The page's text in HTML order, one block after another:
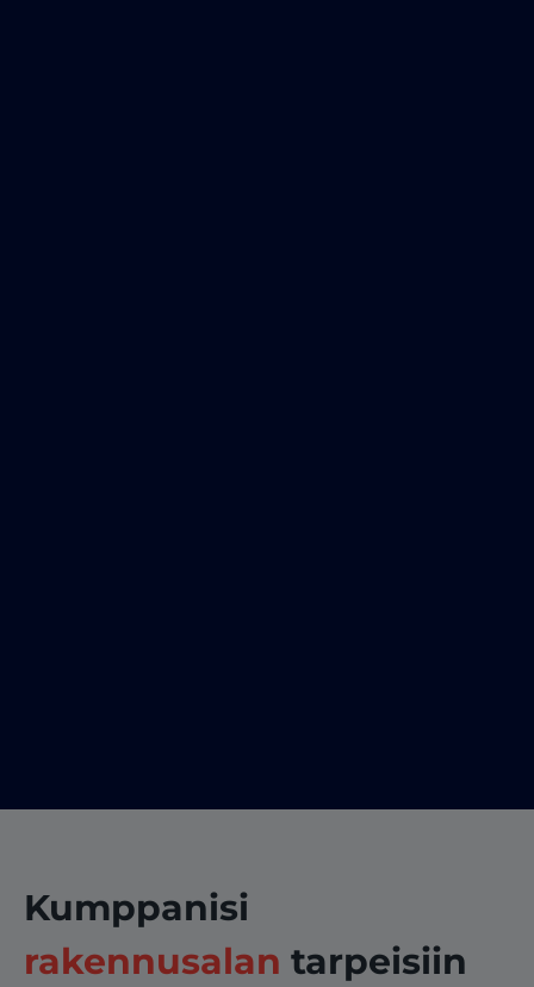
Kumppanisi
rakennusalan tarpeisiin